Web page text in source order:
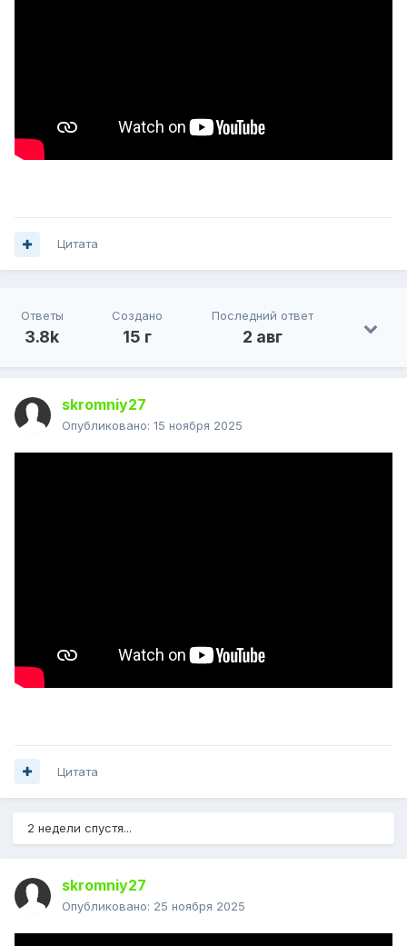
Цитата
Ответы
3.8k
Создано
15 г
Последний ответ
2 авг
skromniy27
Опубликовано: 15 ноября 2025
Цитата
2 недели спустя...
skromniy27
Опубликовано: 25 ноября 2025